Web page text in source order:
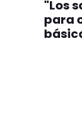
"Los
para